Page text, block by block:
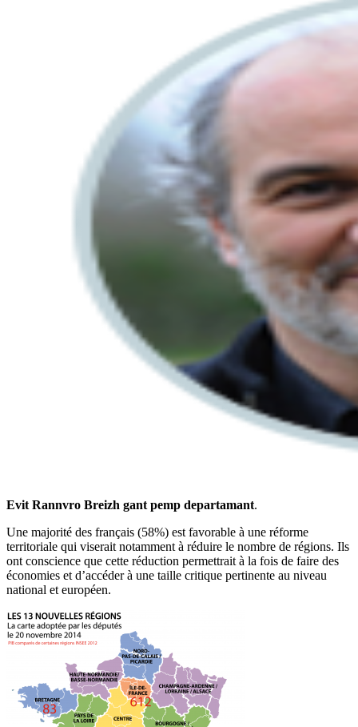
Evit Rannvro Breizh gant pemp departamant.
Une majorité des français (58%) est favorable à une réforme
territoriale qui viserait notamment à réduire le nombre de régions. Ils
ont conscience que cette réduction permettrait à la fois de faire des
économies et d’accéder à une taille critique pertinente au niveau
national et européen.